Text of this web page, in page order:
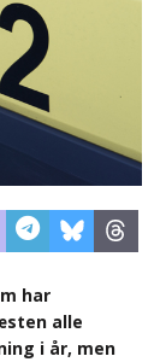
har
alle
i år, men